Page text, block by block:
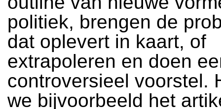
politiek, brengen de
dat oplevert in kaart, of
extrapoleren en doen
controversieel voorstel.
we bijvoorbeeld het